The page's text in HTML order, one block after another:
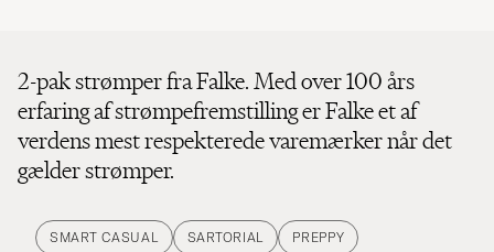
2-pak strømper fra Falke. Med over 100 års
erfaring af strømpefremstilling er Falke et af
verdens mest respekterede varemærker når det
gælder strømper.
SMART CASUAL SARTORIAL PREPPY